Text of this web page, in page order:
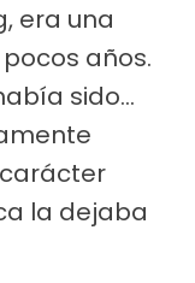
era una
años.
sido...
la dejaba